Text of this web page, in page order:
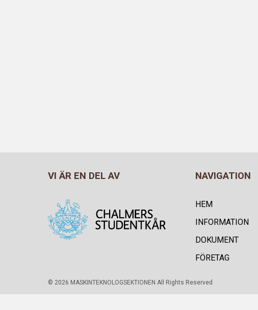
VI ÄR EN DEL AV NAVIGATION
HEM
INFORMATION
DOKUMENT
FÖRETAG
© 2026 MASKINTEKNOLOGSEKTIONEN All Rights Reserved